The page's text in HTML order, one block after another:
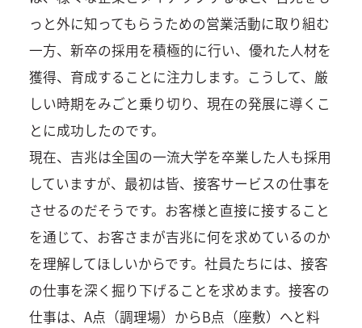
っと外に知ってもらうための営業活動に取り組む
一方、新卒の採用を積極的に行い、優れた人材を
獲得、育成することに注力します。こうして、厳
しい時期をみごと乗り切り、現在の発展に導くこ
とに成功したのです。
現在、吉兆は全国の一流大学を卒業した人も採用
していますが、最初は皆、接客サービスの仕事を
させるのだそうです。お客様と直接に接すること
を通じて、お客さまが吉兆に何を求めているのか
を理解してほしいからです。社員たちには、接客
の仕事を深く掘り下げることを求めます。接客の
仕事は、A点（調理場）からB点（座敷）へと料